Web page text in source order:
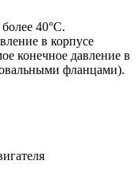
40°C.
в корпусе
конечное давление в
фланцами).